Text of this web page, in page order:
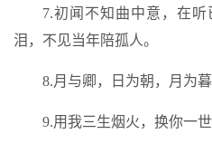
7.初闻不知曲中意，在
泪，不见当年陪孤人。
8.月与卿，日为朝，月为
9.用我三生烟火，换你一世